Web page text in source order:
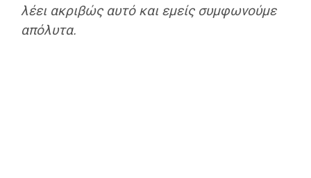
λέει ακριβώς αυτό και εμείς συμφωνούμε
απόλυτα.